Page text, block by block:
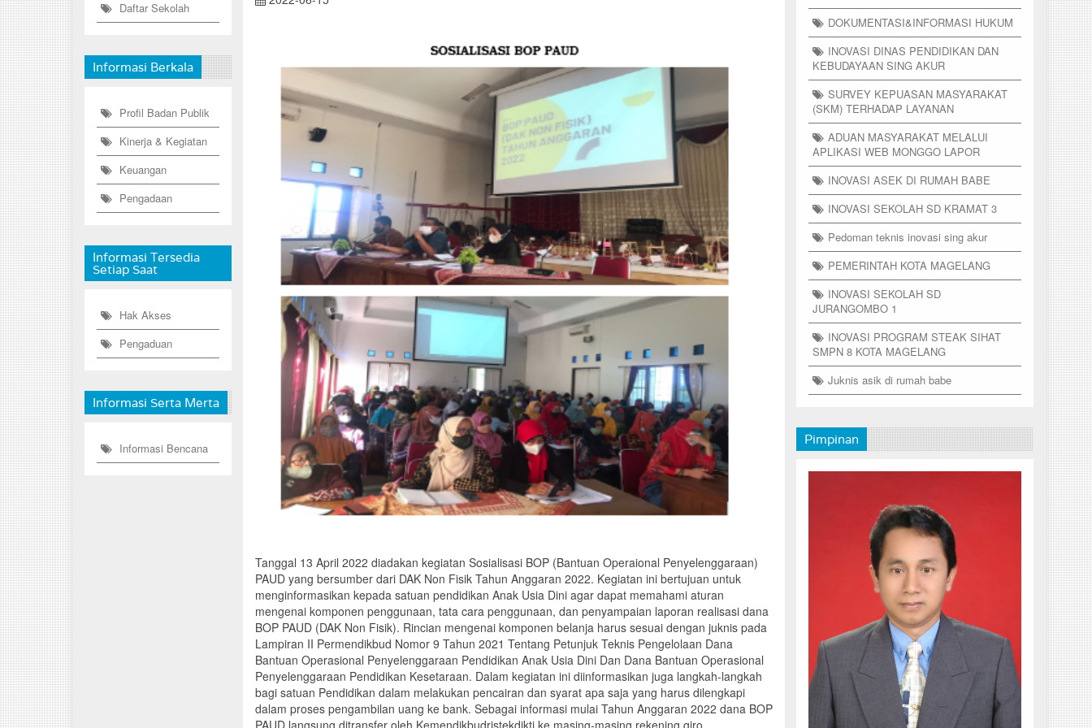
Daftar Sekolah
Informasi Berkala
Profil Badan Publik
Kinerja & Kegiatan
Keuangan
Pengadaan
Informasi Tersedia
Setiap Saat
Hak Akses
Pengaduan
Informasi Serta Merta
Informasi Bencana
Tanggal 13 April 2022 diadakan kegiatan Sosialisasi BOP (Bantuan Operaional Penyelenggaraan)
PAUD yang bersumber dari DAK Non Fisik Tahun Anggaran 2022. Kegiatan ini bertujuan untuk
menginformasikan kepada satuan pendidikan Anak Usia Dini agar dapat memahami aturan
mengenai komponen penggunaan, tata cara penggunaan, dan penyampaian laporan realisasi dana
BOP PAUD (DAK Non Fisik). Rincian mengenai komponen belanja harus sesuai dengan juknis pada
Lampiran II Permendikbud Nomor 9 Tahun 2021 Tentang Petunjuk Teknis Pengelolaan Dana
Bantuan Operasional Penyelenggaraan Pendidikan Anak Usia Dini Dan Dana Bantuan Operasional
Penyelenggaraan Pendidikan Kesetaraan. Dalam kegiatan ini diinformasikan juga langkah-langkah
bagi satuan Pendidikan dalam melakukan pencairan dan syarat apa saja yang harus dilengkapi
dalam proses pengambilan uang ke bank. Sebagai informasi mulai Tahun Anggaran 2022 dana BOP
PAUD langsung ditransfer oleh Kemendikbudristekdikti ke masing-masing rekening giro.
DOKUMENTASI&INFORMASI HUKUM
INOVASI DINAS PENDIDIKAN DAN
KEBUDAYAAN SING AKUR
SURVEY KEPUASAN MASYARAKAT
(SKM) TERHADAP LAYANAN
ADUAN MASYARAKAT MELALUI
APLIKASI WEB MONGGO LAPOR
INOVASI ASEK DI RUMAH BABE
INOVASI SEKOLAH SD KRAMAT 3
Pedoman teknis inovasi sing akur
PEMERINTAH KOTA MAGELANG
INOVASI SEKOLAH SD
JURANGOMBO 1
INOVASI PROGRAM STEAK SIHAT
SMPN 8 KOTA MAGELANG
Juknis asik di rumah babe
Pimpinan